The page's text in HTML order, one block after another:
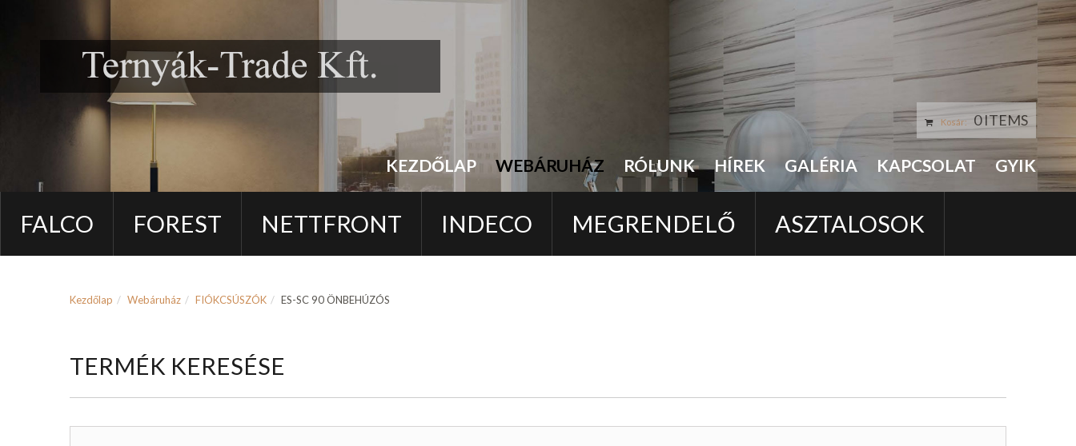
KEZDŐLAP WEBÁRUHÁZ RÓLUNK HÍREK GALÉRIA KAPCSOLAT GYIK
Kosár: 0 ITEMS
FALCO FOREST NETTFRONT INDECO MEGRENDELŐ ASZTALOSOK
Kezdőlap Webáruház FIÓKCSÚSZÓK ES-SC 90 ÖNBEHÚZÓS
TERMÉK KERESÉSE